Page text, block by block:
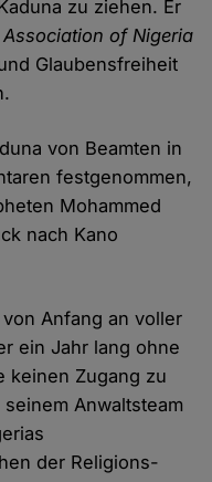
zu ziehen. Er
of Nigeria
Glaubensfreiheit
von Beamten in
festgenommen,
Mohammed
nach Kano
Anfang an voller
ein Jahr lang ohne
keinen Zugang zu
Anwaltsteam
der Religions-